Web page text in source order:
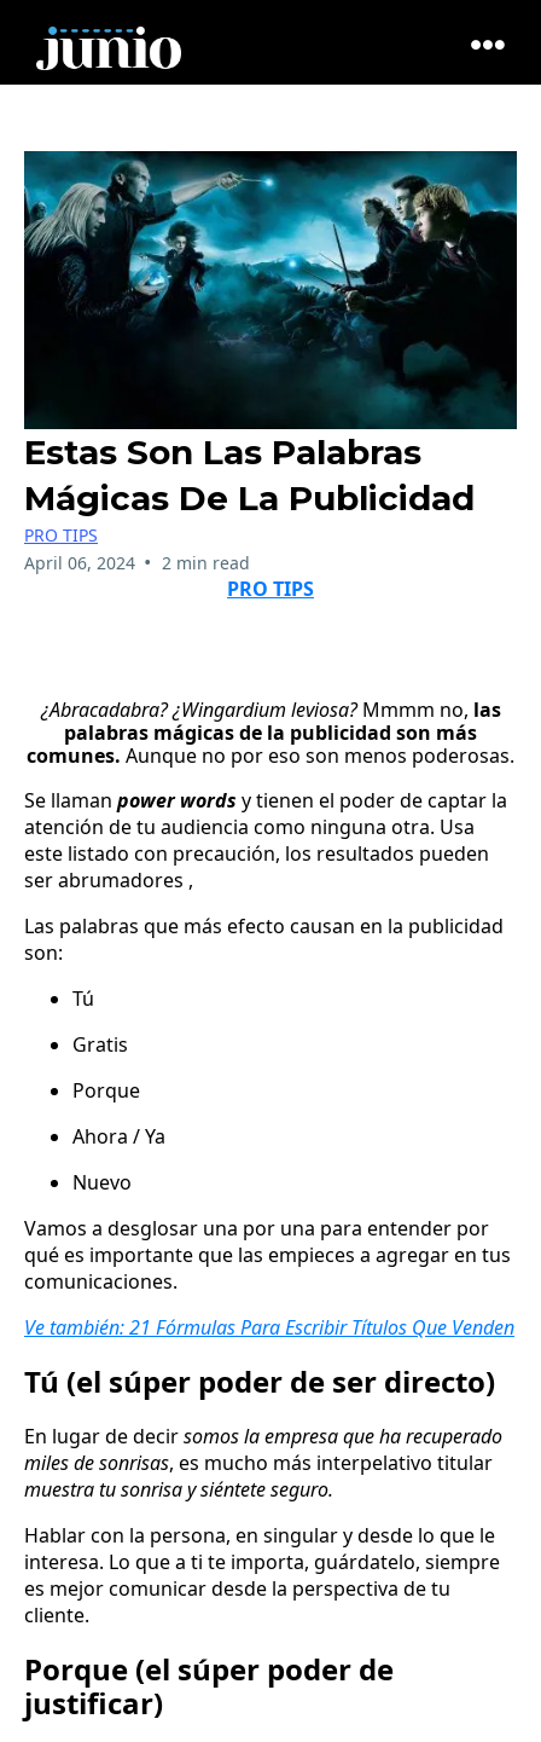
Estas Son Las Palabras
Mágicas De La Publicidad
PRO TIPS
April 06, 2024 • 2 min read
PRO TIPS
¿Abracadabra? ¿Wingardium leviosa?Mmmm no, las
palabras mágicas de la publicidad son más
comunes. Aunque no por eso son menos poderosas.
Se llaman power words y tienen el poder de captar la
atención de tu audiencia como ninguna otra. Usa
este listado con precaución, los resultados pueden
ser abrumadores ,
Las palabras que más efecto causan en la publicidad
son:
Tú
Gratis
Porque
Ahora / Ya
Nuevo
Vamos a desglosar una por una para entender por
qué es importante que las empieces a agregar en tus
comunicaciones.
Ve también: 21 Fórmulas Para Escribir Títulos Que Venden
Tú (el súper poder de ser directo)
En lugar de decirsomos la empresa que ha recuperado
miles de sonrisas, es mucho más interpelativo titular
muestra tu sonrisa y siéntete seguro.
Hablar con la persona, en singular y desde lo que le
interesa. Lo que a ti te importa, guárdatelo, siempre
es mejor comunicar desde la perspectiva de tu
cliente.
Porque (el súper poder de
justificar)